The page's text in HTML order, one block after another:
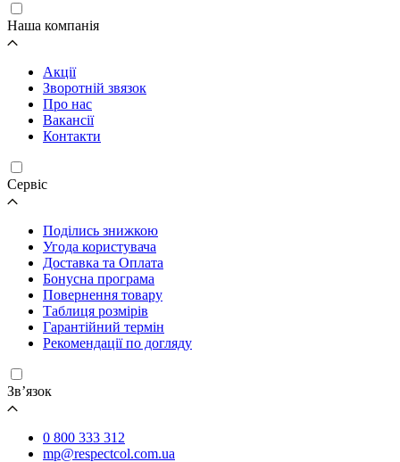
Наша компанія
Акції
Зворотній звязок
Про нас
Вакансії
Контакти
Cервіс
Поділись знижкою
Угода користувача
Доставка та Оплата
Бонусна програма
Повернення товару
Таблиця розмірів
Гарантійний термін
Рекомендації по догляду
Зв’язок
0 800 333 312
mp@respectcol.com.ua